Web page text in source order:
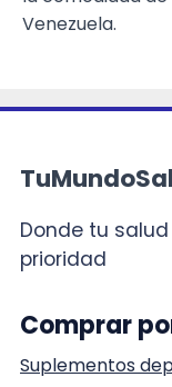
Venezuela.
Donde tu
prioridad
Comprar
Suplementos